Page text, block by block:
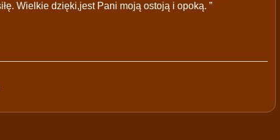
Wielkie dzięki,jest Pani moją ostoją i opoką. ”